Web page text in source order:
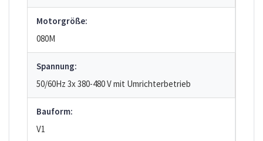
Motorgröße:
080M
Spannung:
50/60Hz 3x 380-480 V mit Umrichterbetrieb
Bauform:
V1